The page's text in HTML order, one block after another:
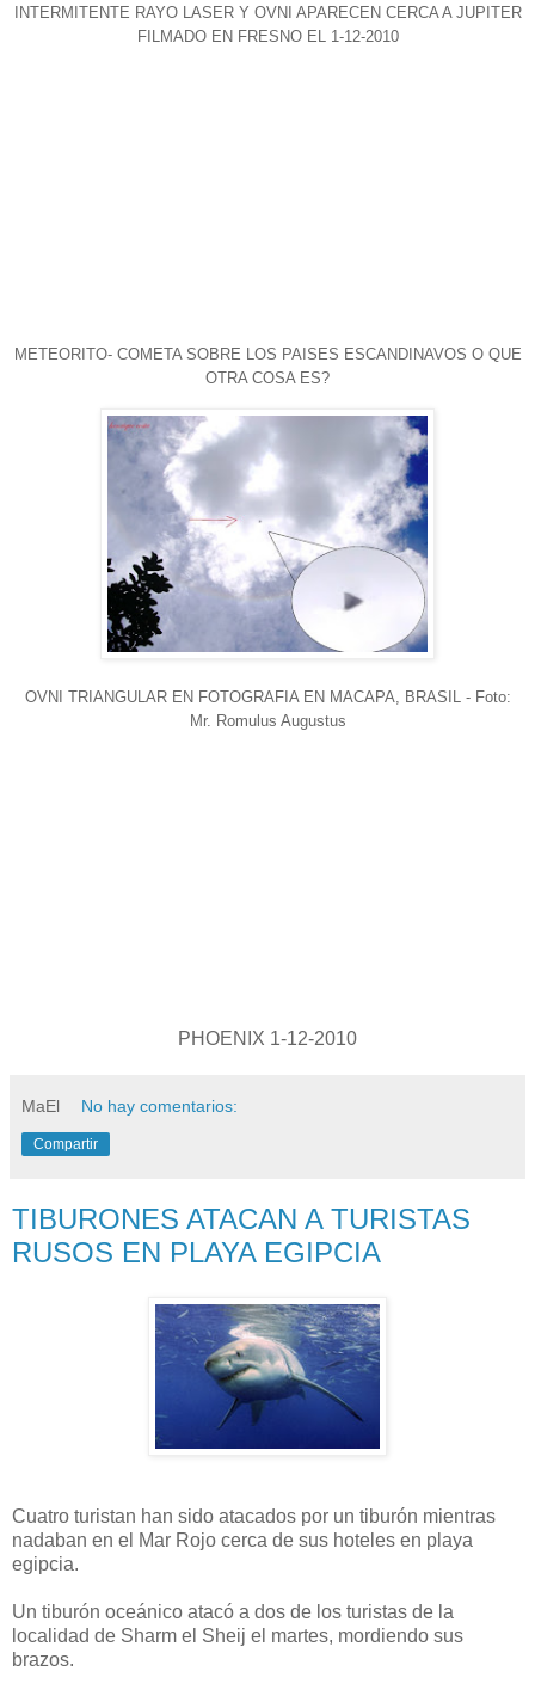
INTERMITENTE RAYO LASER Y OVNI APARECEN CERCA A JUPITER
FILMADO EN FRESNO EL 1-12-2010
METEORITO- COMETA SOBRE LOS PAISES ESCANDINAVOS O QUE
OTRA COSA ES?
OVNI TRIANGULAR EN FOTOGRAFIA EN MACAPA, BRASIL - Foto:
Mr. Romulus Augustus
PHOENIX 1-12-2010
MaEl No hay comentarios:
Compartir
TIBURONES ATACAN A TURISTAS
RUSOS EN PLAYA EGIPCIA
Cuatro turistan han sido atacados por un tiburón mientras
nadaban en el Mar Rojo cerca de sus hoteles en playa
egipcia.
Un tiburón oceánico atacó a dos de los turistas de la
localidad de Sharm el Sheij el martes, mordiendo sus
brazos.